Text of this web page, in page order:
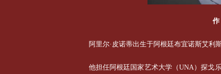
作
阿里尔·皮诺蒂出生于阿根廷布宜诺斯艾
他担任阿根廷国家艺术大学（UNA）探戈